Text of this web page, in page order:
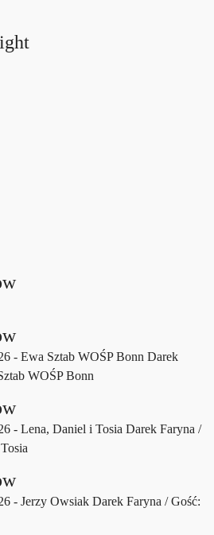
- Ewa Sztab WOŚP Bonn Darek
WOŚP Bonn
- Lena, Daniel i Tosia Darek Faryna /
- Jerzy Owsiak Darek Faryna / Gość: